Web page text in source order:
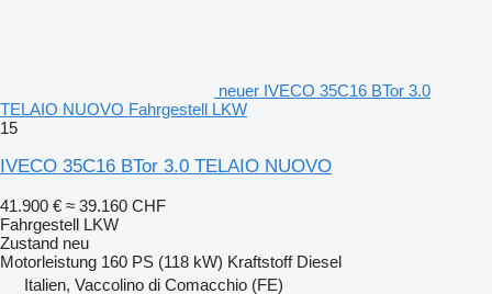
neuer IVECO 35C16 BTor 3.0
TELAIO NUOVO Fahrgestell LKW
15
IVECO 35C16 BTor 3.0 TELAIO NUOVO
41.900 € ≈ 39.160 CHF
Fahrgestell LKW
Zustand neu
Motorleistung 160 PS (118 kW) Kraftstoff Diesel
Italien, Vaccolino di Comacchio (FE)